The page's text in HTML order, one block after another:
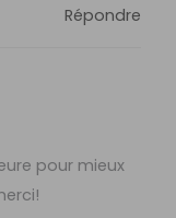
Répondre
pour mieux